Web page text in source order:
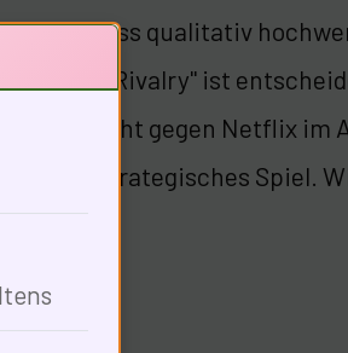
zeigt, dass qualitativ
"Heated Rivalry" ist
gegen Netflix im
Es ist ein strategisches Spiel.